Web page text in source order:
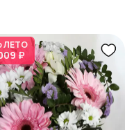
ЛЕТО
₽